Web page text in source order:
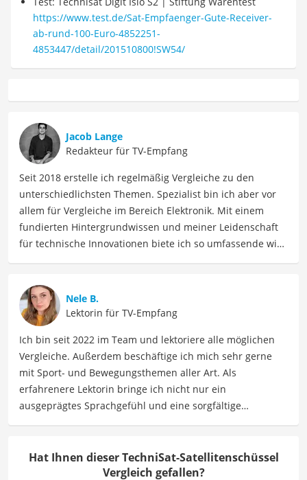
https://www.test.de/Sat-Empfaenger-Gute-Receiver-
ab-rund-100-Euro-4852251-
4853447/detail/201510800!SW54/
Jacob Lange
Redakteur für TV-Empfang
Seit 2018 erstelle ich regelmäßig Vergleiche zu den
unterschiedlichsten Themen. Spezialist bin ich aber vor
allem für Vergleiche im Bereich Elektronik. Mit einem
fundierten Hintergrundwissen und meiner Leidenschaft
für technische Innovationen biete ich so umfassende wie
detaillierte Produktvergleiche, Kaufberatungen und
technische Analysen, um Verbrauchern dabei zu helfen,
sowohl informierte Entscheidungen zu treffen als auch
die besten elektronischen Lösungen für ihre Bedürfnisse
zu finden.
Der TechniSat-Satellitenschüssel-Vergleich ist aus unserer
Sicht besonders empfehlenswert für Satellitenempfänger
undTV-Nutzer.
Nele B.
Lektorin für TV-Empfang
Ich bin seit 2022 im Team und lektoriere alle möglichen
Vergleiche. Außerdem beschäftige ich mich sehr gerne
mit Sport- und Bewegungsthemen aller Art. Als
erfahrenere Lektorin bringe ich nicht nur ein
ausgeprägtes Sprachgefühl und eine sorgfältige
kann ich dazu beitragen, Texte inhaltlich präzise, gut
strukturiert und sprachlich einwandfrei zu gestalten.
Hat Ihnen dieser TechniSat-Satellitenschüssel
Vergleich gefallen?